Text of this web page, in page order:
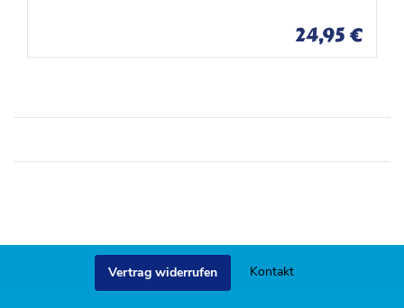
s
t
e
24,95 €
s
t
e
Vertrag widerrufen Kontakt